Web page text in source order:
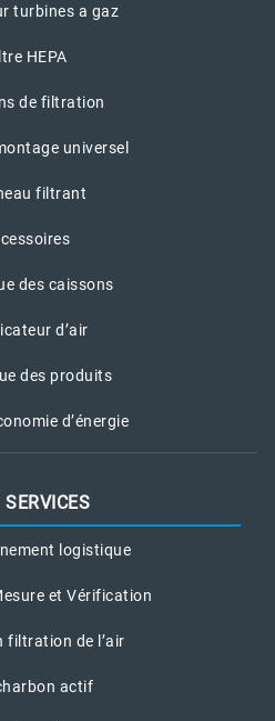
turbines a gaz
HEPA
de filtration
universel
filtrant
des caissons
d’air
des produits
d’énergie
SERVICES
logistique
et Vérification
filtration de l’air
actif